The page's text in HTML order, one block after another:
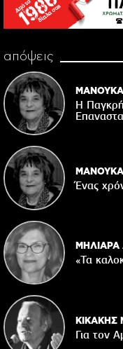
απόψεις
Η
Ένας
«Τα
ΚΙΚΑΚΗΣ
Για τον